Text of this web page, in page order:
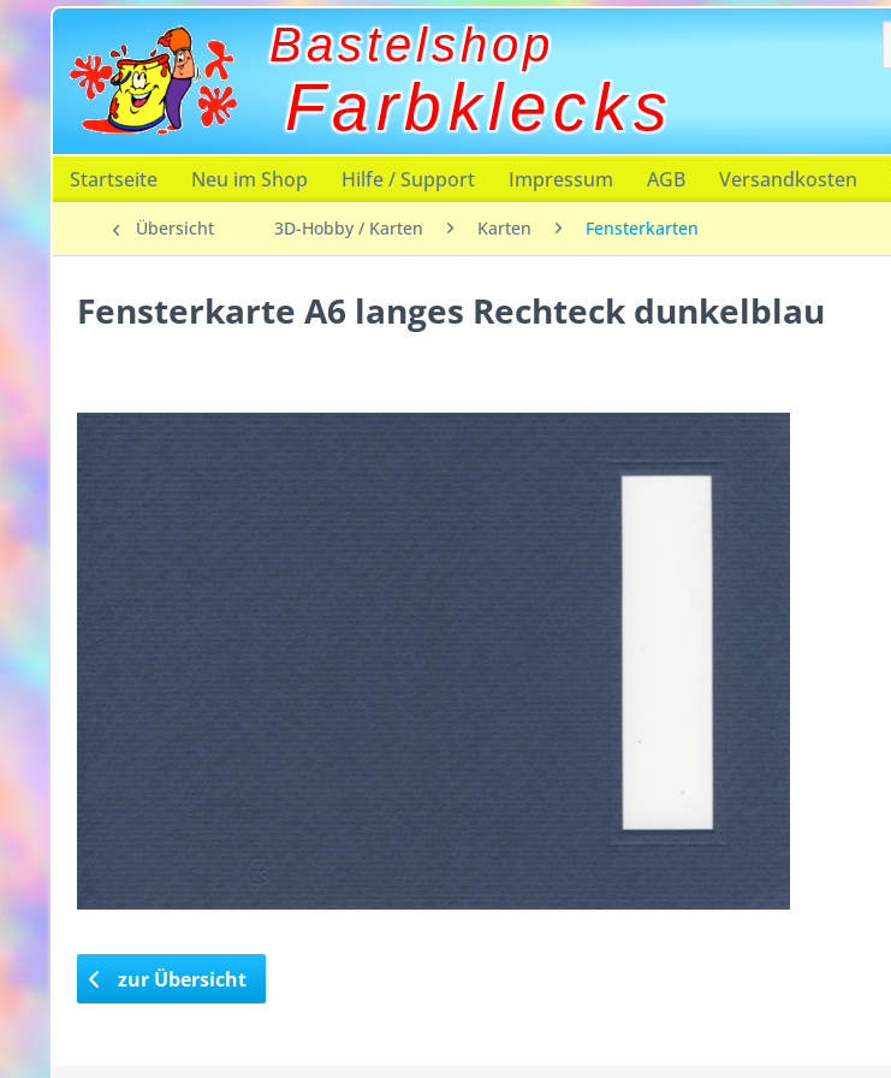
Bastelshop
Farbklecks
Startseite Neu im Shop Hilfe / Support Impressum AGB Versandkosten
Übersicht 3D-Hobby / Karten Karten Fensterkarten
Fensterkarte A6 langes Rechteck dunkelblau
zur Übersicht